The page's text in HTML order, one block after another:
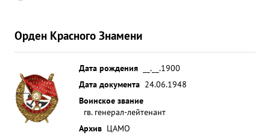
Орден Красного Знамени
Дата рождения
__.__.1900
Дата документа 24.06.1948
Воинское звание
гв. генерал-лейтенант
Архив ЦАМО